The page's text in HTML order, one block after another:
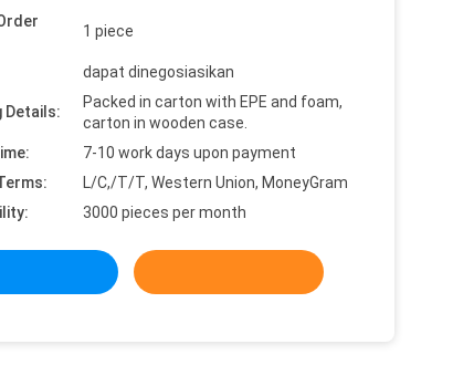
1 piece
dapat dinegosiasikan
Details:
Packed in carton with EPE and foam,
carton in wooden case.
7-10 work days upon payment
L/C,/T/T, Western Union, MoneyGram
3000 pieces per month